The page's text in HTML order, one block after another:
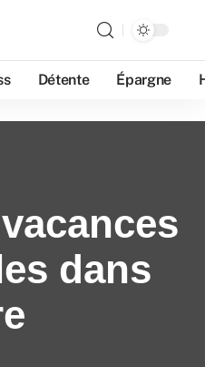
Détente Épargne
dans